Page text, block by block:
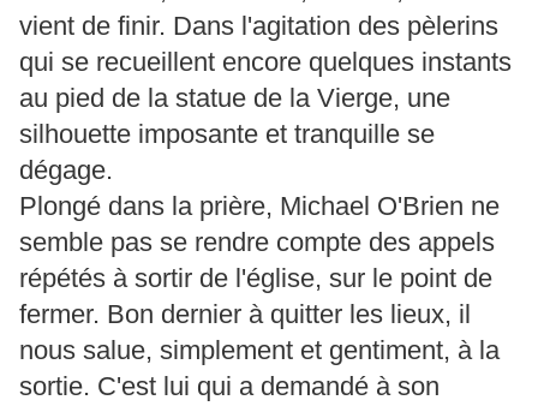
vient de finir. Dans l'agitation des pèlerins
qui se recueillent encore quelques instants
au pied de la statue de la Vierge, une
silhouette imposante et tranquille se
dégage.
Plongé dans la prière, Michael O'Brien ne
semble pas se rendre compte des appels
répétés à sortir de l'église, sur le point de
fermer. Bon dernier à quitter les lieux, il
nous salue, simplement et gentiment, à la
sortie. C'est lui qui a demandé à son